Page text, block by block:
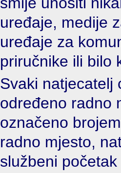
uređaje, medije
uređaje za
priručnike ili bilo
Svaki natjecatelj
određeno radno
označeno
radno mjesto,
službeni